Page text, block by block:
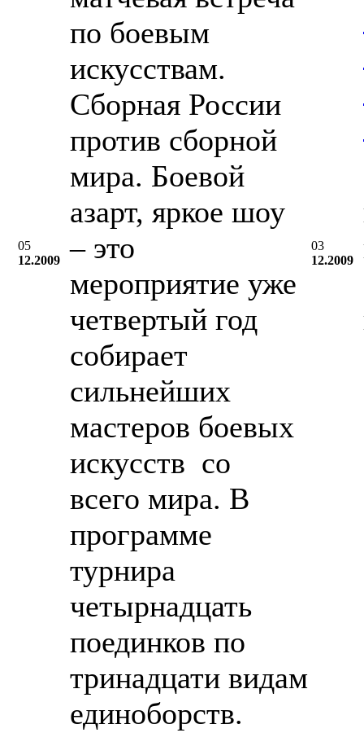
05
12.2009
по боевым
искусствам.
Сборная России
против сборной
мира. Боевой
азарт, яркое шоу
– это
мероприятие уже
четвертый год
собирает
сильнейших
мастеров боевых
искусств со
всего мира. В
программе
турнира
четырнадцать
поединков по
тринадцати видам
единоборств.
03
12.2009